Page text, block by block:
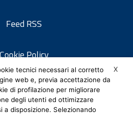
Feed RSS
Policy
privacy
X
tecnici necessari al corretto
web e, previa accettazione da
di profilazione per migliorare
degli utenti ed ottimizzare
a disposizione. Selezionando